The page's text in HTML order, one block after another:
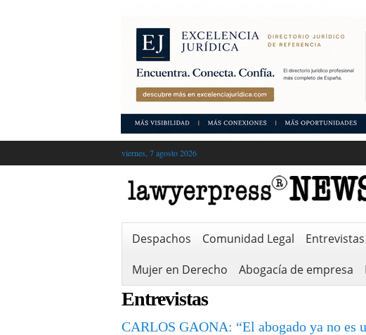
viernes, 7 agosto 2026
Despachos Comunidad Legal Entrevistas
Mujer en Derecho
Abogacía de empresa
Entrevistas
CARLOS GAONA: “El abogado ya no es